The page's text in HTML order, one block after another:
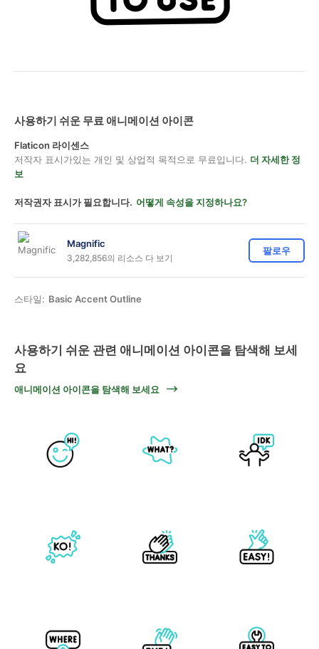
사용하기 쉬운 무료 애니메이션 아이콘
Flaticon 라이센스
저작자 표시가있는 개인 및 상업적 목적으로 무료입니다. 더 자세한 정
보
저작권자 표시가 필요합니다. 어떻게 속성을 지정하나요?
Magnific
3,282,856의 리소스 다 보기
팔로우
스타일: Basic Accent Outline
사용하기 쉬운 관련 애니메이션 아이콘을 탐색해 보세
요
애니메이션 아이콘을 탐색해 보세요